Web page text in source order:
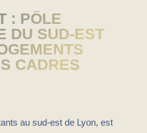
: PÔLE
DU SUD-EST
CADRES
au sud-est de Lyon, est